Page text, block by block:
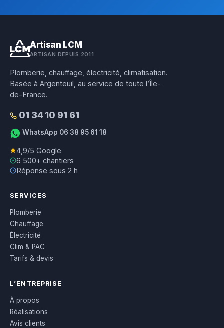
Artisan LCM
ARTISAN DEPUIS 2011
Plomberie, chauffage, électricité, climatisation.
Basée à Argenteuil, au service de toute l’Île-
de-France.
01 34 10 91 61
WhatsApp 06 38 95 61 18
4,9/5 Google
6 500+ chantiers
Réponse sous 2 h
SERVICES
Plomberie
Chauffage
Électricité
Clim & PAC
Tarifs & devis
L’ENTREPRISE
À propos
Réalisations
Avis clients